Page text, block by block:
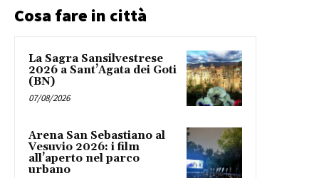
Cosa fare in città
La Sagra Sansilvestrese
2026 a Sant’Agata dei Goti
(BN)
07/08/2026
Arena San Sebastiano al
Vesuvio 2026: i film
all’aperto nel parco
urbano